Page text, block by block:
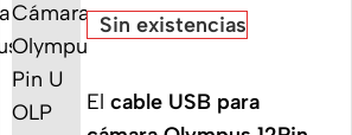
Sin existencias
El cable USB para